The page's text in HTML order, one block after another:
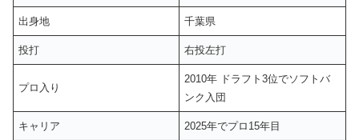
出身地 千葉県
投打 右投左打
プロ入り
2010年 ドラフト3位でソフトバ
ンク入団
キャリア 2025年でプロ15年目